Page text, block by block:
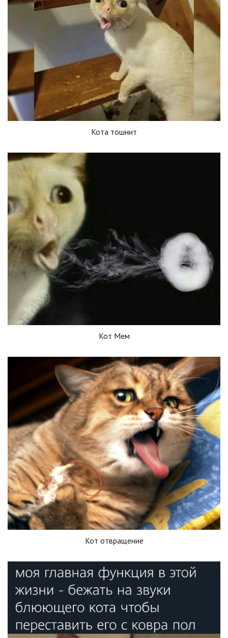
Кота тошнит
Кот Мем
Кот отвращение